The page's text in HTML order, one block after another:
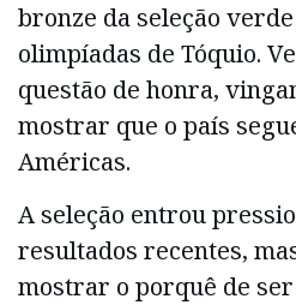
bronze da seleção
olimpíadas de Tóquio.
questão de honra,
mostrar que o país
Américas.
A seleção entrou
resultados recentes,
mostrar o porquê de